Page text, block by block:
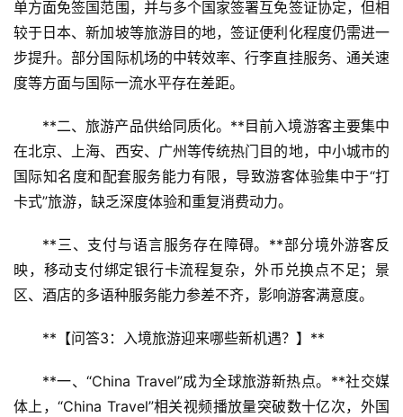
单方面免签国范围，并与多个国家签署互免签证协定，但相
较于日本、新加坡等旅游目的地，签证便利化程度仍需进一
步提升。部分国际机场的中转效率、行李直挂服务、通关速
度等方面与国际一流水平存在差距。
**二、旅游产品供给同质化。**目前入境游客主要集中
在北京、上海、西安、广州等传统热门目的地，中小城市的
国际知名度和配套服务能力有限，导致游客体验集中于“打
卡式”旅游，缺乏深度体验和重复消费动力。
**三、支付与语言服务存在障碍。**部分境外游客反
映，移动支付绑定银行卡流程复杂，外币兑换点不足；景
区、酒店的多语种服务能力参差不齐，影响游客满意度。
**【问答3：入境旅游迎来哪些新机遇？】**
**一、“China Travel”成为全球旅游新热点。**社交媒
体上，“China Travel”相关视频播放量突破数十亿次，外国